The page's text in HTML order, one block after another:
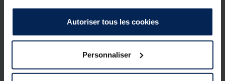
Autoriser tous les cookies
Personnaliser